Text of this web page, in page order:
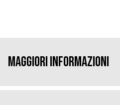
Maggiori Informazioni